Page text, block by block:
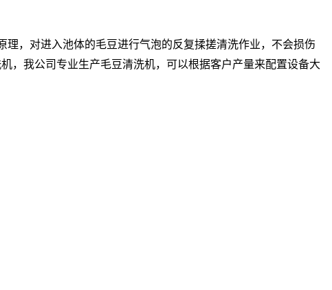
理，对进入池体的毛豆进行气泡的反复揉搓清洗作业，不会损伤
，我公司专业生产毛豆清洗机，可以根据客户产量来配置设备大